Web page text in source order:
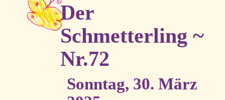
Der
Schmetterling ~
Nr.72
Sonntag, 30. März